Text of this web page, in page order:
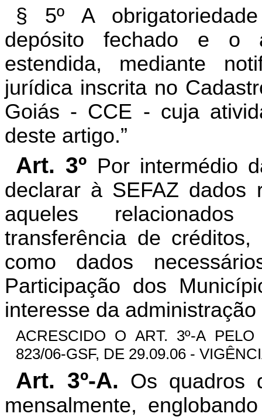
§ 5º A
depósito fechado e o
estendida, mediante
jurídica inscrita no
Goiás - CCE - cuja
deste artigo.”
Art. 3º Por intermédio
declarar à SEFAZ dados
aqueles
transferência de
como dados
Participação dos
interesse da
ACRESCIDO O ART. 3º-A
823/06-GSF, DE 29.09.06 -
Art. 3º-A. Os quadros
mensalmente,